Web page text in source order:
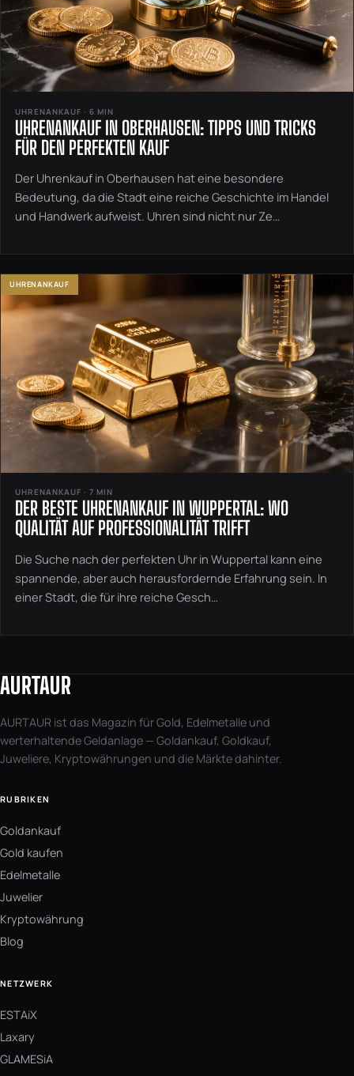
UHRENANKAUF · 6 MIN
UHRENANKAUF IN OBERHAUSEN: TIPPS UND TRICKS
FÜR DEN PERFEKTEN KAUF
Der Uhrenkauf in Oberhausen hat eine besondere
Bedeutung, da die Stadt eine reiche Geschichte im Handel
und Handwerk aufweist. Uhren sind nicht nur Ze…
UHRENANKAUF
UHRENANKAUF · 7 MIN
DER BESTE UHRENANKAUF IN WUPPERTAL: WO
QUALITÄT AUF PROFESSIONALITÄT TRIFFT
Die Suche nach der perfekten Uhr in Wuppertal kann eine
spannende, aber auch herausfordernde Erfahrung sein. In
einer Stadt, die für ihre reiche Gesch…
AURTAUR
AURTAUR ist das Magazin für Gold, Edelmetalle und
werterhaltende Geldanlage — Goldankauf, Goldkauf,
Juweliere, Kryptowährungen und die Märkte dahinter.
RUBRIKEN
Goldankauf
Gold kaufen
Edelmetalle
Juwelier
Kryptowährung
Blog
NETZWERK
ESTAiX
Laxary
GLAMESiA